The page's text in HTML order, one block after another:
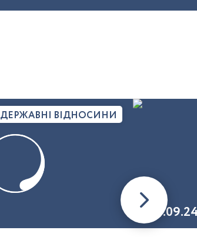
ДЕРЖАВНІ ВІДНОСИНИ